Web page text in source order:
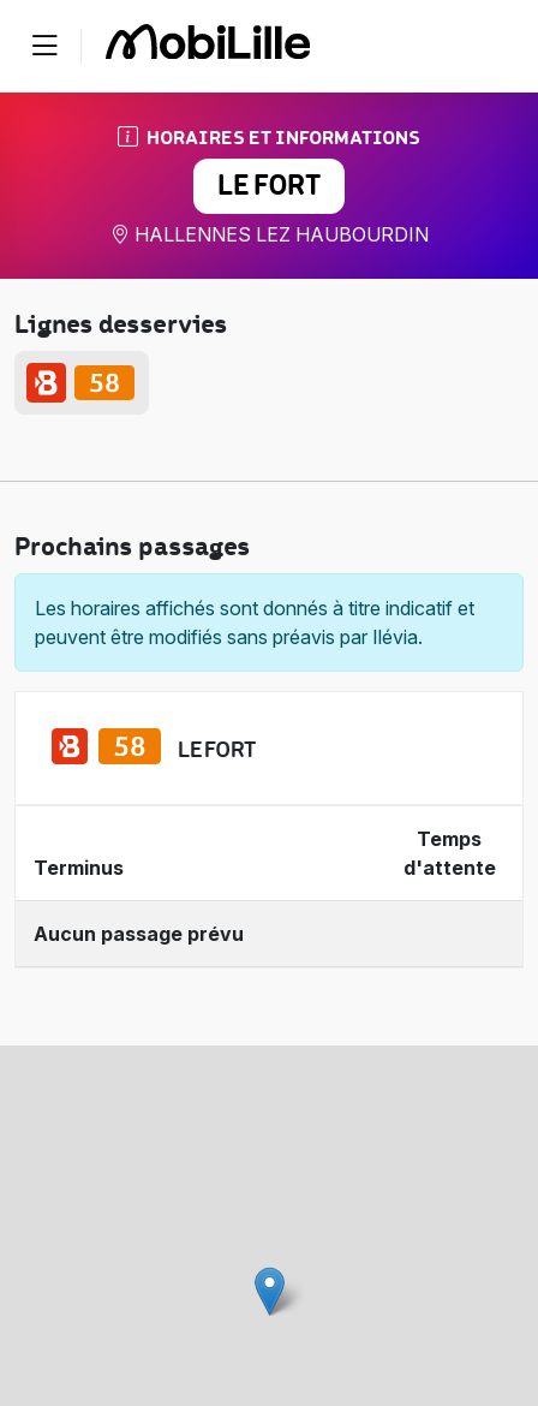
HORAIRES ET INFORMATIONS
LE FORT
HALLENNES LEZ HAUBOURDIN
Lignes desservies
Prochains passages
Les horaires affichés sont donnés à titre indicatif et
peuvent être modifiés sans préavis par Ilévia.
LE FORT
Terminus
Temps
d'attente
Aucun passage prévu